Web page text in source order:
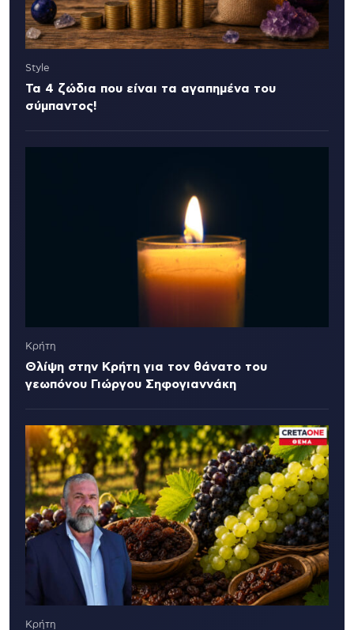
Style
Τα 4 ζώδια που είναι τα αγαπημένα του
σύμπαντος!
Κρήτη
Θλίψη στην Κρήτη για τον θάνατο του
γεωπόνου Γιώργου Σηφογιαννάκη
Κρήτη